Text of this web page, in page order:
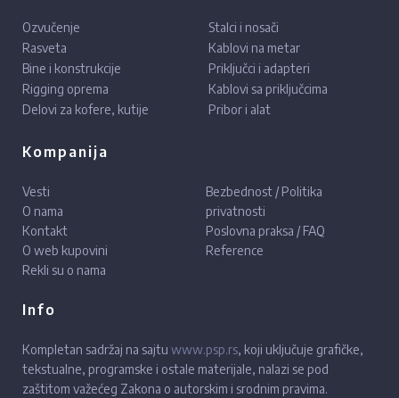
Ozvučenje
Rasveta
Bine i konstrukcije
Rigging oprema
Delovi za kofere, kutije
Stalci i nosači
Kablovi na metar
Priključci i adapteri
Kablovi sa priključcima
Pribor i alat
Kompanija
Vesti
O nama
Kontakt
O web kupovini
Rekli su o nama
Bezbednost / Politika
privatnosti
Poslovna praksa / FAQ
Reference
Info
Kompletan sadržaj na sajtu www.psp.rs, koji uključuje grafičke,
tekstualne, programske i ostale materijale, nalazi se pod
zaštitom važećeg Zakona o autorskim i srodnim pravima.